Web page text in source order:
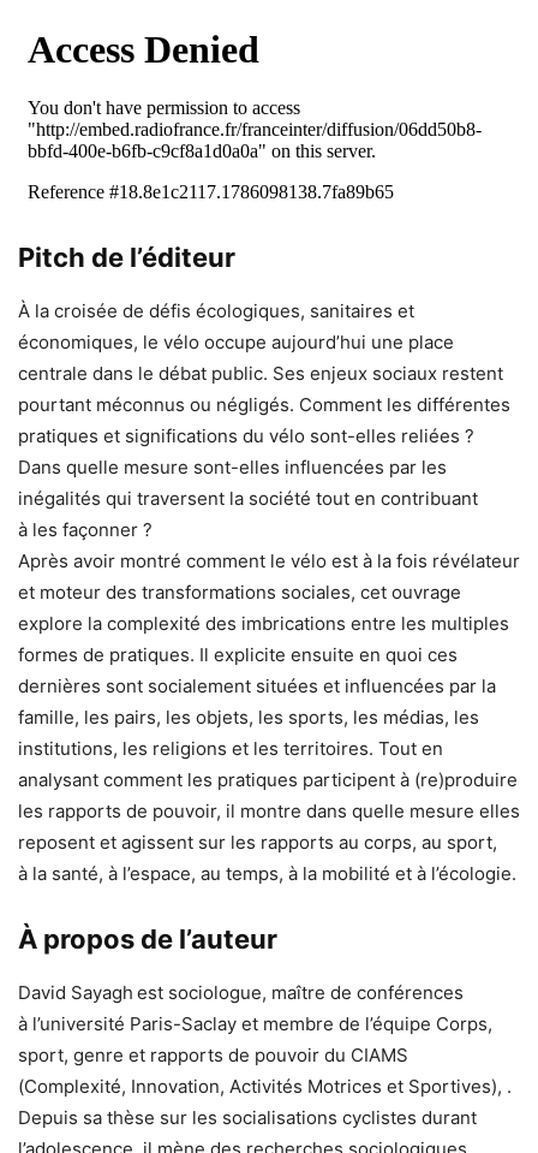
Pitch de l’éditeur
À la croisée de défis écologiques, sanitaires et
économiques, le vélo occupe aujourd’hui une place
centrale dans le débat public. Ses enjeux sociaux restent
pourtant méconnus ou négligés. Comment les différentes
pratiques et significations du vélo sont-elles reliées ?
Dans quelle mesure sont-elles influencées par les
inégalités qui traversent la société tout en contribuant
à les façonner ?
Après avoir montré comment le vélo est à la fois révélateur
et moteur des transformations sociales, cet ouvrage
explore la complexité des imbrications entre les multiples
formes de pratiques. Il explicite ensuite en quoi ces
dernières sont socialement situées et influencées par la
famille, les pairs, les objets, les sports, les médias, les
institutions, les religions et les territoires. Tout en
analysant comment les pratiques participent à (re)produire
les rapports de pouvoir, il montre dans quelle mesure elles
reposent et agissent sur les rapports au corps, au sport,
à la santé, à l’espace, au temps, à la mobilité et à l’écologie.
À propos de l’auteur
David Sayagh est sociologue, maître de conférences
à l’université Paris-Saclay et membre de l’équipe Corps,
sport, genre et rapports de pouvoir du CIAMS
(Complexité, Innovation, Activités Motrices et Sportives), .
Depuis sa thèse sur les socialisations cyclistes durant